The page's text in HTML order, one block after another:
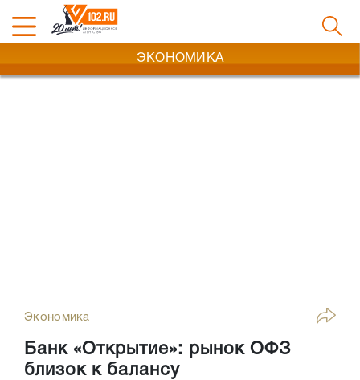
ЭКОНОМИКА
Экономика
Банк «Открытие»: рынок ОФЗ
близок к балансу